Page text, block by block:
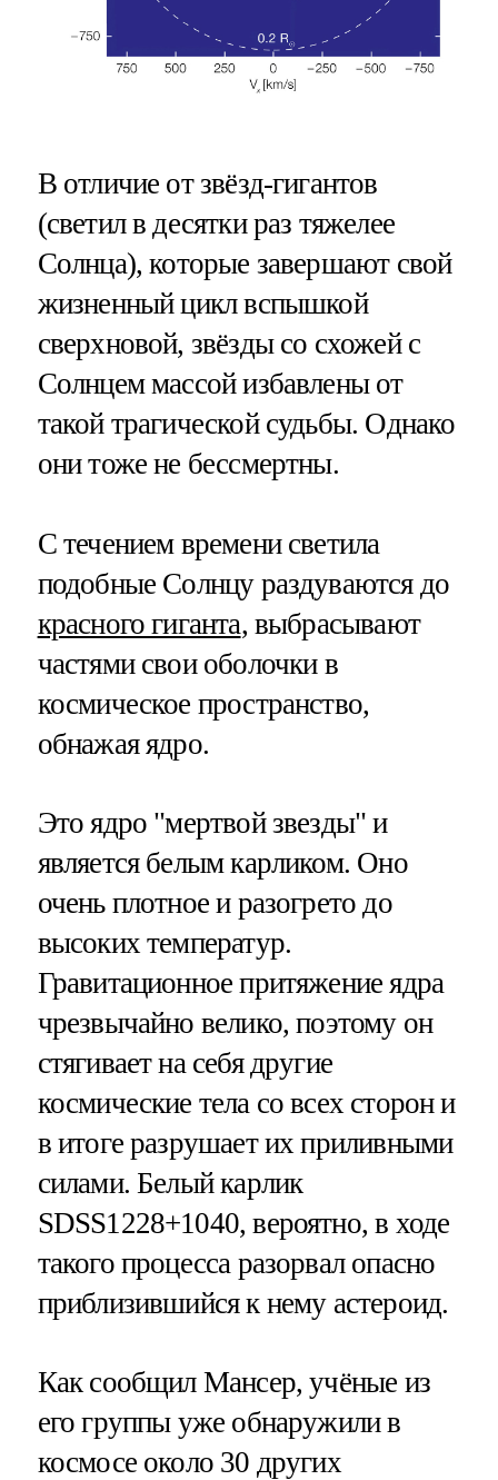
В отличие от звёзд-гигантов
(светил в десятки раз тяжелее
Солнца), которые завершают свой
жизненный цикл вспышкой
сверхновой, звёзды со схожей с
Солнцем массой избавлены от
такой трагической судьбы. Однако
они тоже не бессмертны.
С течением времени светила
подобные Солнцу раздуваются до
красного гиганта, выбрасывают
частями свои оболочки в
космическое пространство,
обнажая ядро.
Это ядро "мертвой звезды" и
является белым карликом. Оно
очень плотное и разогрето до
высоких температур.
Гравитационное притяжение ядра
чрезвычайно велико, поэтому он
стягивает на себя другие
космические тела со всех сторон и
в итоге разрушает их приливными
силами. Белый карлик
SDSS1228+1040, вероятно, в ходе
такого процесса разорвал опасно
приблизившийся к нему астероид.
Как сообщил Мансер, учёные из
его группы уже обнаружили в
космосе около 30 других